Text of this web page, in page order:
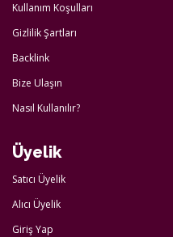
Kullanım Koşulları
Gizlilik Şartları
Backlink
Bize Ulaşın
Nasıl Kullanılır?
Üyelik
Satıcı Üyelik
Alıcı Üyelik
Giriş Yap